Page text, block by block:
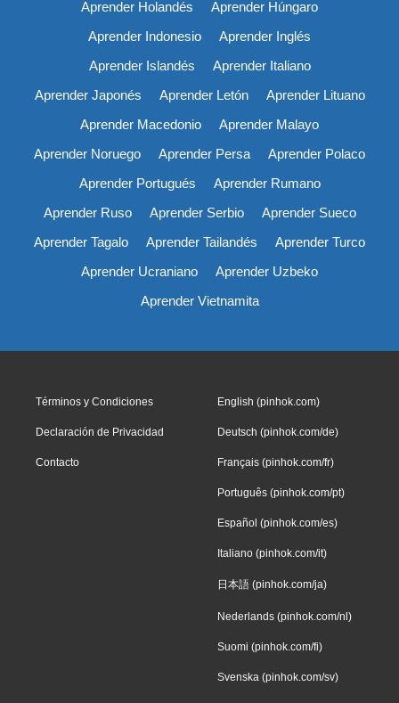
Aprender Holandés
Aprender Húngaro
Aprender Indonesio
Aprender Inglés
Aprender Islandés
Aprender Italiano
Aprender Japonés
Aprender Letón
Aprender Lituano
Aprender Macedonio
Aprender Malayo
Aprender Noruego
Aprender Persa
Aprender Polaco
Aprender Portugués
Aprender Rumano
Aprender Ruso
Aprender Serbio
Aprender Sueco
Aprender Tagalo
Aprender Tailandés
Aprender Turco
Aprender Ucraniano
Aprender Uzbeko
Aprender Vietnamita
Términos y Condiciones
Declaración de Privacidad
Contacto
English (pinhok.com)
Deutsch (pinhok.com/de)
Français (pinhok.com/fr)
Português (pinhok.com/pt)
Español (pinhok.com/es)
Italiano (pinhok.com/it)
日本語 (pinhok.com/ja)
Nederlands (pinhok.com/nl)
Suomi (pinhok.com/fi)
Svenska (pinhok.com/sv)